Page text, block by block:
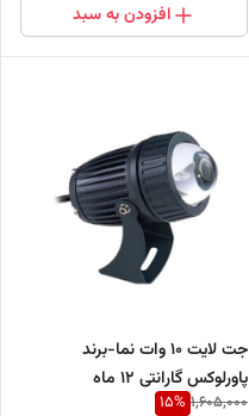
افزودن به سبد
جت لایت ۱۰ وات نما-برند
پاورلوکس گارانتی ۱۲ ماه
1,605,000
15%